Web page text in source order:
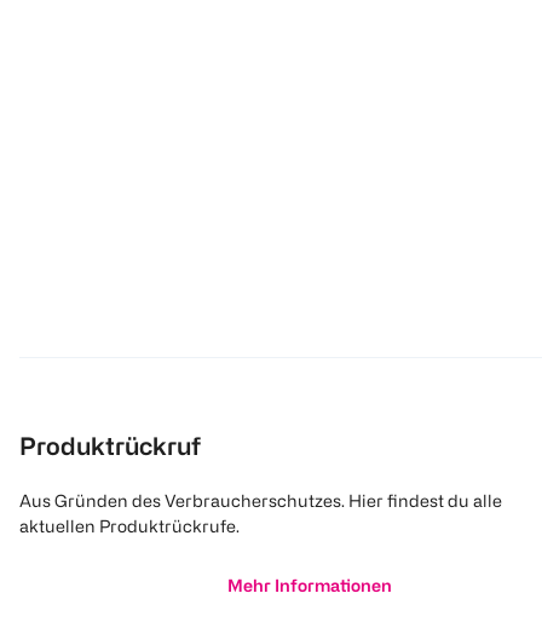
Produktrückruf
Aus Gründen des Verbraucherschutzes. Hier findest du alle
aktuellen Produktrückrufe.
Mehr Informationen